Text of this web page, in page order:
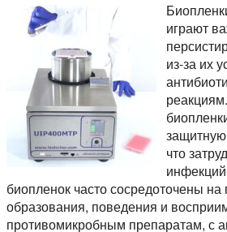
играют
из-за их
что
биопленок часто сосредоточены
образования, поведения и
противомикробным препаратам, с